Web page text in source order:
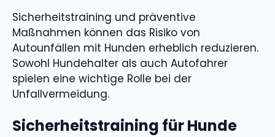
Sicherheitstraining und präventive
Maßnahmen können das Risiko von
Autounfällen mit Hunden erheblich reduzieren.
Sowohl Hundehalter als auch Autofahrer
spielen eine wichtige Rolle bei der
Unfallvermeidung.
Sicherheitstraining für Hunde